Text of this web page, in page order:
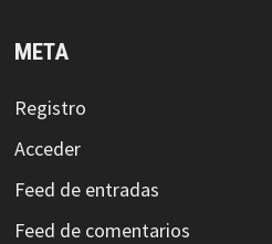
META
Registro
Acceder
Feed de entradas
Feed de comentarios